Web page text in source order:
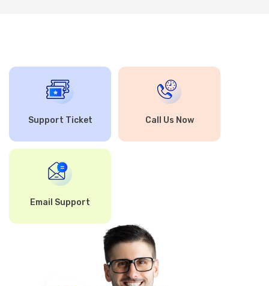
Support Ticket Call Us Now
Email Support